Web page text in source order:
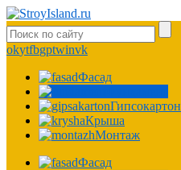
okytfbgptwinvk
Фасад
Гипсокартон
Крыша
Монтаж
Фасад